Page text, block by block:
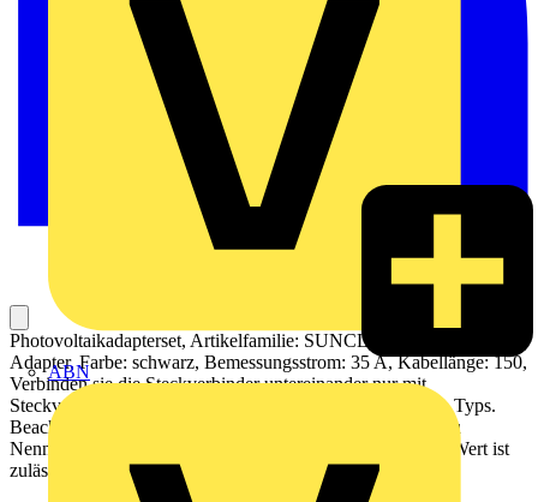
ABN
Photovoltaikadapterset, Artikelfamilie: SUNCLIX, Bauform:
Adapter, Farbe: schwarz, Bemessungsstrom: 35 A, Kabellänge: 150,
Verbinden sie die Steckverbinder untereinander nur mit
Steckverbindern des gleichen Herstellers und des gleichen Typs.
Beachten Sie bei dem Verbinden unbedingt die Angaben zu
Nennspannung und Nennstrom. Der kleinste gemeinsame Wert ist
zulässig.